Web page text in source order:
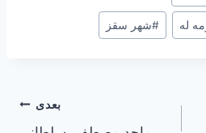
#شهر سقز
بعدی